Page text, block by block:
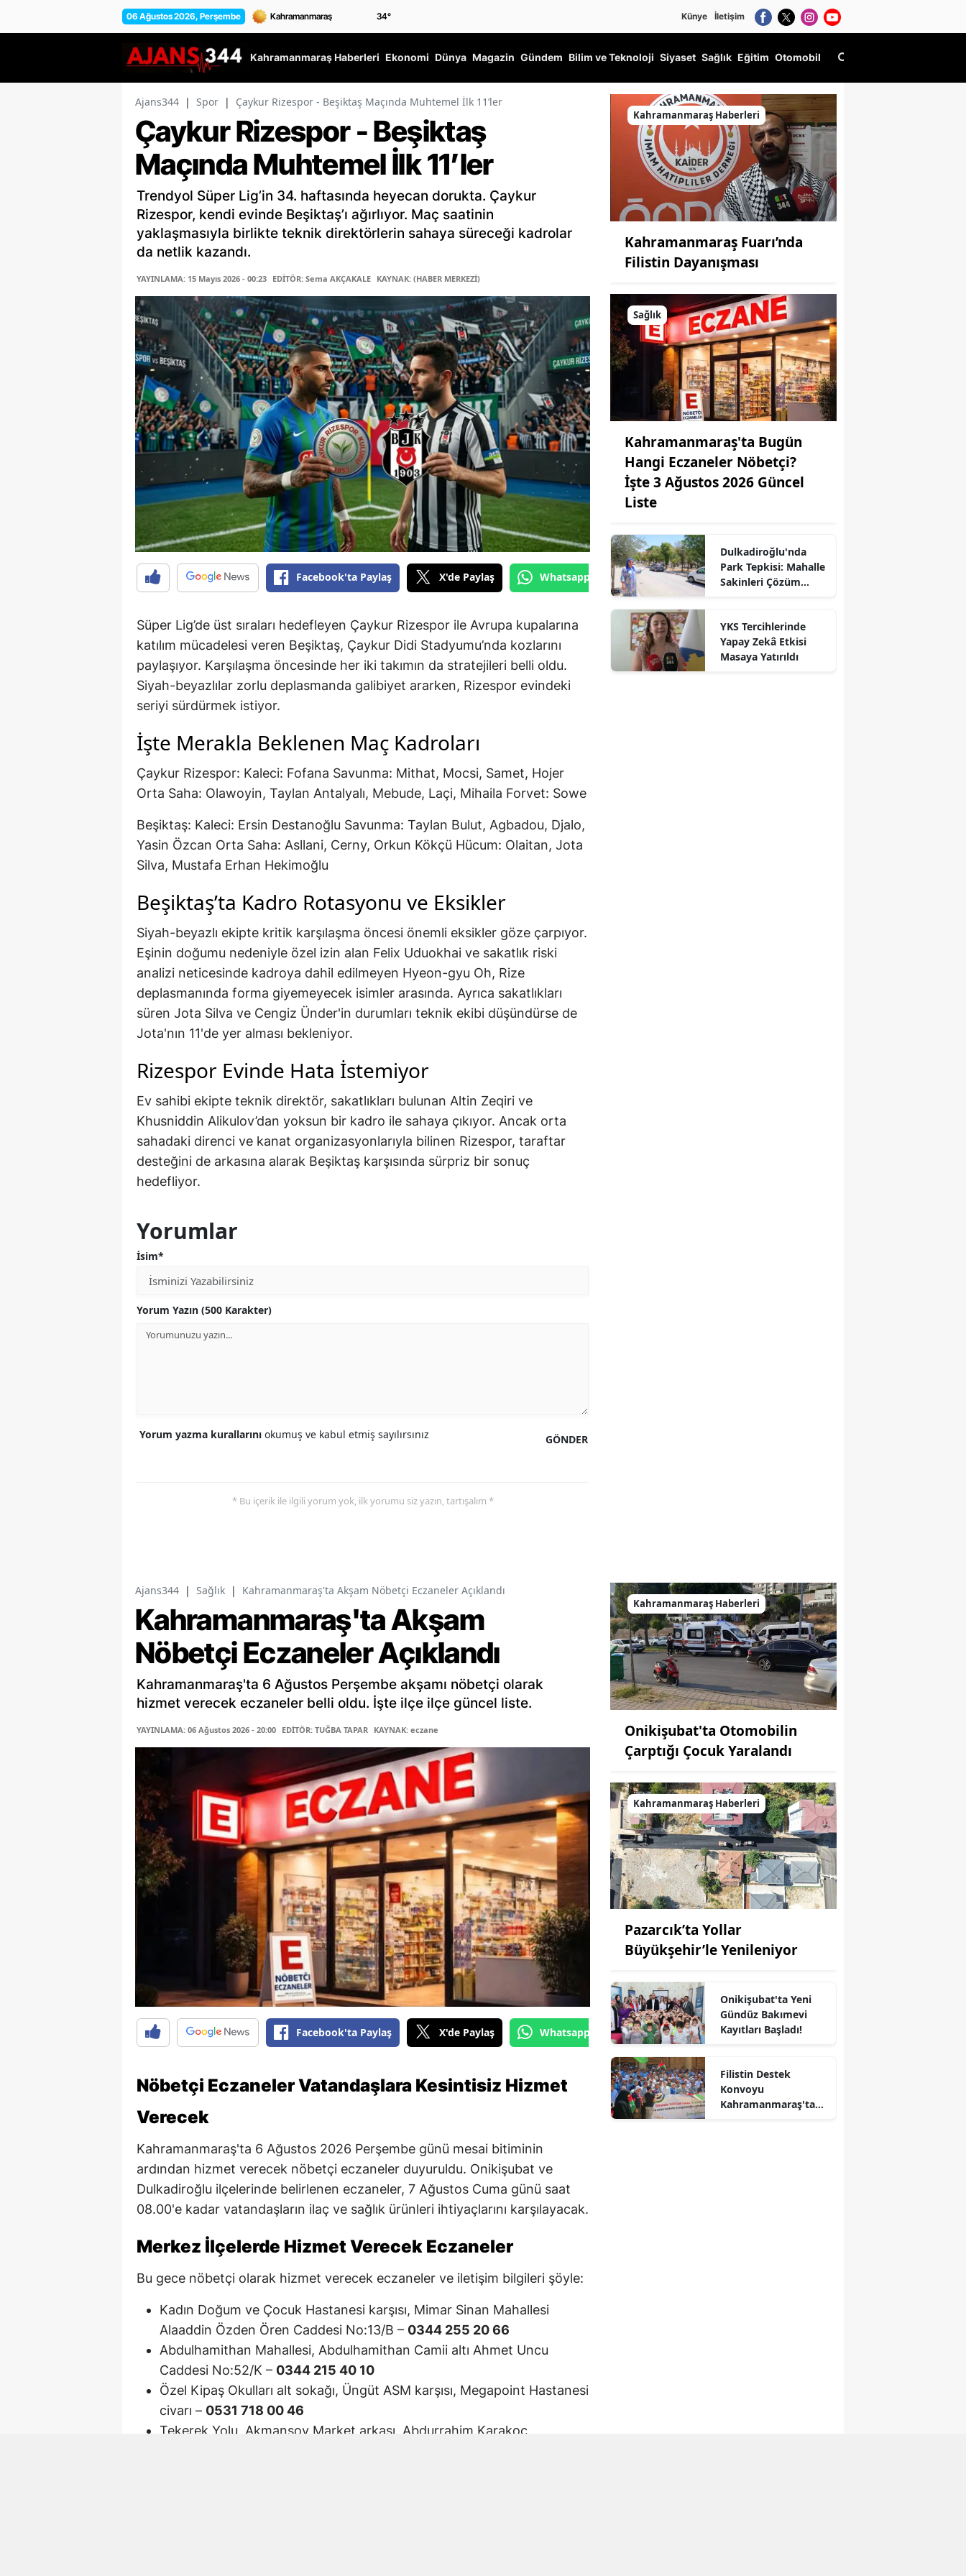
06 Ağustos 2026, Perşembe 34° Künye İletişim
Kahramanmaraş Haberleri Ekonomi Dünya Magazin Gündem Bilim ve Teknoloji Siyaset Sağlık Eğitim Otomobil
Ajans344 | Spor | Çaykur Rizespor - Beşiktaş Maçında Muhtemel İlk 11’ler
Çaykur Rizespor - Beşiktaş
Maçında Muhtemel İlk 11’ler
Trendyol Süper Lig’in 34. haftasında heyecan dorukta. Çaykur
Rizespor, kendi evinde Beşiktaş’ı ağırlıyor. Maç saatinin
yaklaşmasıyla birlikte teknik direktörlerin sahaya süreceği kadrolar
da netlik kazandı.
YAYINLAMA: 15 Mayıs 2026 - 00:23 EDİTÖR: Sema AKÇAKALE KAYNAK: (HABER MERKEZİ)
Facebook'ta Paylaş X'de Paylaş Whatsapp'tan Gönder
Süper Lig’de üst sıraları hedefleyen Çaykur Rizespor ile Avrupa kupalarına
katılım mücadelesi veren Beşiktaş, Çaykur Didi Stadyumu’nda kozlarını
paylaşıyor. Karşılaşma öncesinde her iki takımın da stratejileri belli oldu.
Siyah-beyazlılar zorlu deplasmanda galibiyet ararken, Rizespor evindeki
seriyi sürdürmek istiyor.
İşte Merakla Beklenen Maç Kadroları
Çaykur Rizespor: Kaleci: Fofana Savunma: Mithat, Mocsi, Samet, Hojer
Orta Saha: Olawoyin, Taylan Antalyalı, Mebude, Laçi, Mihaila Forvet: Sowe
Beşiktaş: Kaleci: Ersin Destanoğlu Savunma: Taylan Bulut, Agbadou, Djalo,
Yasin Özcan Orta Saha: Asllani, Cerny, Orkun Kökçü Hücum: Olaitan, Jota
Silva, Mustafa Erhan Hekimoğlu
Beşiktaş’ta Kadro Rotasyonu ve Eksikler
Siyah-beyazlı ekipte kritik karşılaşma öncesi önemli eksikler göze çarpıyor.
Eşinin doğumu nedeniyle özel izin alan Felix Uduokhai ve sakatlık riski
analizi neticesinde kadroya dahil edilmeyen Hyeon-gyu Oh, Rize
deplasmanında forma giyemeyecek isimler arasında. Ayrıca sakatlıkları
süren Jota Silva ve Cengiz Ünder'in durumları teknik ekibi düşündürse de
Jota'nın 11'de yer alması bekleniyor.
Rizespor Evinde Hata İstemiyor
Ev sahibi ekipte teknik direktör, sakatlıkları bulunan Altin Zeqiri ve
Khusniddin Alikulov’dan yoksun bir kadro ile sahaya çıkıyor. Ancak orta
sahadaki direnci ve kanat organizasyonlarıyla bilinen Rizespor, taraftar
desteğini de arkasına alarak Beşiktaş karşısında sürpriz bir sonuç
hedefliyor.
Yorumlar
İsim*
Yorum Yazın (500 Karakter)
GÖNDER
Yorum yazma kurallarını okumuş ve kabul etmiş sayılırsınız
* Bu içerik ile ilgili yorum yok, ilk yorumu siz yazın, tartışalım *
Kahramanmaraş Haberleri
Kahramanmaraş Fuarı’nda
Filistin Dayanışması
Sağlık
Kahramanmaraş'ta Bugün
Hangi Eczaneler Nöbetçi?
İşte 3 Ağustos 2026 Güncel
Liste
Dulkadiroğlu'nda
Park Tepkisi: Mahalle
Sakinleri Çözüm
YKS Tercihlerinde
Yapay Zekâ Etkisi
Masaya Yatırıldı
Ajans344 | Sağlık | Kahramanmaraş'ta Akşam Nöbetçi Eczaneler Açıklandı
Kahramanmaraş'ta Akşam
Nöbetçi Eczaneler Açıklandı
Kahramanmaraş'ta 6 Ağustos Perşembe akşamı nöbetçi olarak
hizmet verecek eczaneler belli oldu. İşte ilçe ilçe güncel liste.
YAYINLAMA: 06 Ağustos 2026 - 20:00 EDİTÖR: TUĞBA TAPAR KAYNAK: eczane
Facebook'ta Paylaş X'de Paylaş Whatsapp'tan Gönder
Nöbetçi Eczaneler Vatandaşlara Kesintisiz Hizmet
Verecek
Kahramanmaraş'ta 6 Ağustos 2026 Perşembe günü mesai bitiminin
ardından hizmet verecek nöbetçi eczaneler duyuruldu. Onikişubat ve
Dulkadiroğlu ilçelerinde belirlenen eczaneler, 7 Ağustos Cuma günü saat
08.00'e kadar vatandaşların ilaç ve sağlık ürünleri ihtiyaçlarını karşılayacak.
Merkez İlçelerde Hizmet Verecek Eczaneler
Bu gece nöbetçi olarak hizmet verecek eczaneler ve iletişim bilgileri şöyle:
Kadın Doğum ve Çocuk Hastanesi karşısı, Mimar Sinan Mahallesi
Alaaddin Özden Ören Caddesi No:13/B – 0344 255 20 66
Abdulhamithan Mahallesi, Abdulhamithan Camii altı Ahmet Uncu
Caddesi No:52/K – 0344 215 40 10
Özel Kipaş Okulları alt sokağı, Üngüt ASM karşısı, Megapoint Hastanesi
civarı – 0531 718 00 46
Tekerek Yolu, Akmansoy Market arkası, Abdurrahim Karakoç
Kahramanmaraş Haberleri
Onikişubat'ta Otomobilin
Çarptığı Çocuk Yaralandı
Kahramanmaraş Haberleri
Pazarcık’ta Yollar
Büyükşehir’le Yenileniyor
Onikişubat'ta Yeni
Gündüz Bakımevi
Kayıtları Başladı!
Filistin Destek
Konvoyu
Kahramanmaraş'ta